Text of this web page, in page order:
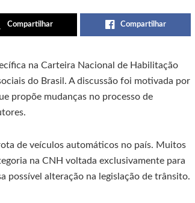
Compartilhar Compartilhar
na Carteira Nacional de Habilitação
do Brasil. A discussão foi motivada por
propõe mudanças no processo de
de veículos automáticos no país. Muitos
na CNH voltada exclusivamente para
possível alteração na legislação de trânsito.